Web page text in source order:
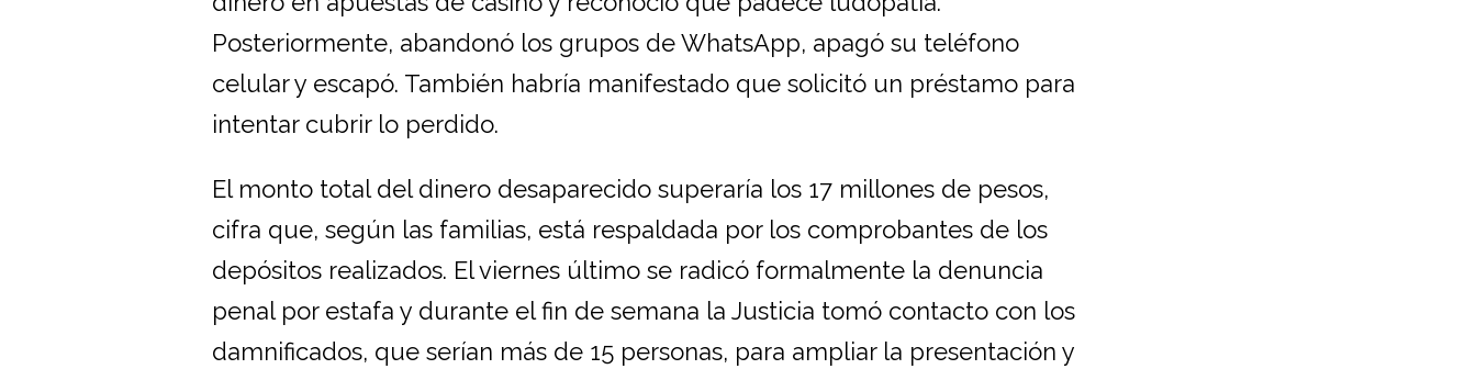
Posteriormente, abandonó los grupos de WhatsApp, apagó su teléfono
celular y escapó. También habría manifestado que solicitó un préstamo para
intentar cubrir lo perdido.
El monto total del dinero desaparecido superaría los 17 millones de pesos,
cifra que, según las familias, está respaldada por los comprobantes de los
depósitos realizados. El viernes último se radicó formalmente la denuncia
penal por estafa y durante el fin de semana la Justicia tomó contacto con los
damnificados, que serían más de 15 personas, para ampliar la presentación y